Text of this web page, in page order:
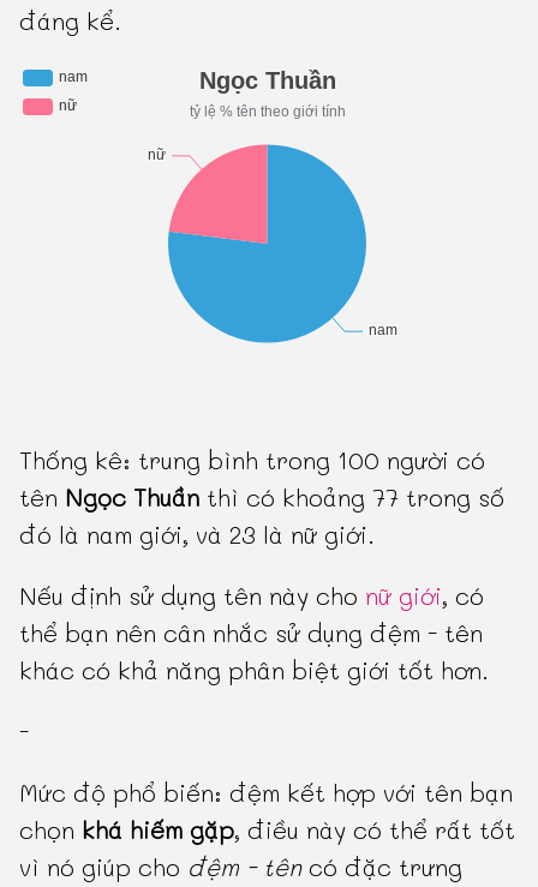
đáng kể.
Thống kê: trung bình trong 100 người có
tên Ngọc Thuần thì có khoảng 77 trong số
đó là nam giới, và 23 là nữ giới.
Nếu định sử dụng tên này cho nữ giới, có
thể bạn nên cân nhắc sử dụng đệm - tên
khác có khả năng phân biệt giới tốt hơn.
-
Mức độ phổ biến: đệm kết hợp với tên bạn
chọn khá hiếm gặp, điều này có thể rất tốt
vì nó giúp cho đệm - têncó đặc trưng